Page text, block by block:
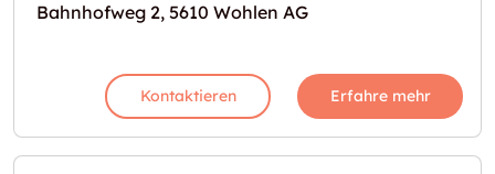
Bahnhofweg 2, 5610 Wohlen AG
Kontaktieren Erfahre mehr